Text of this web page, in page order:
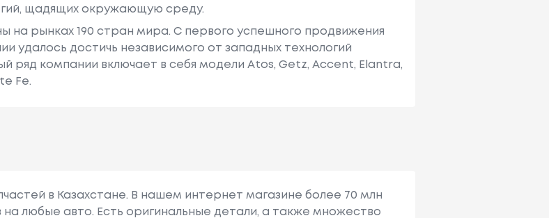
щадящих окружающую среду.
на рынках 190 стран мира. C первого успешного продвижения
удалось достичь независимого от западных технологий
ряд компании включает в себя модели Atos, Getz, Accent, Elantra,
Fe.
в Казахстане. В нашем интернет магазине более 70 млн
любые авто. Есть оригинальные детали, а также множество